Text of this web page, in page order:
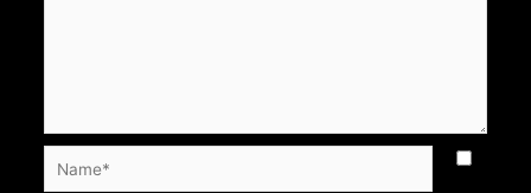
Name*